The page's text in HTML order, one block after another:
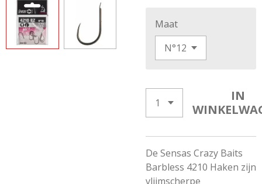
Maat
IN
De Sensas Crazy Baits
Barbless 4210 Haken zijn
vlijmscherpe